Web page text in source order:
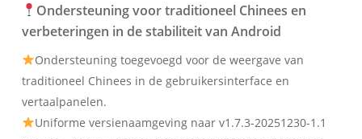
Ondersteuning voor traditioneel Chinees en
verbeteringen in de stabiliteit van Android
Ondersteuning toegevoegd voor de weergave van
traditioneel Chinees in de gebruikersinterface en
vertaalpanelen.
Uniforme versienaamgeving naar v1.7.3-20251230-1.1